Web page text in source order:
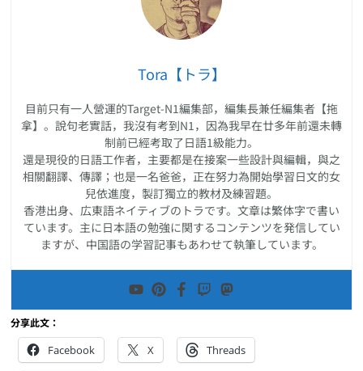
Tora【トラ】
目前只有一人營運的Target-N1編集部，編集長兼任編集者【拖
拿】。說句老實話，我沒有考到N1，因為我早在廿多年前還未轉
制前已經考取了日語1級能力。
還是現役的日語工作者，主要都是在接案一些設計與編輯，與之
相關翻譯、傳譯；也是一名爸爸，正在努力為開始學習日文的女
兒依進度，製訂獨立的教材及練習題。
香港出身、広東語ネイティブのトラです。文章は繁体字で書い
ています。主に日本語の勉強に関するコンテンツを発信してい
ますが、中国語の学習記事もあわせて執筆しています。
分享此文：
Facebook X Threads